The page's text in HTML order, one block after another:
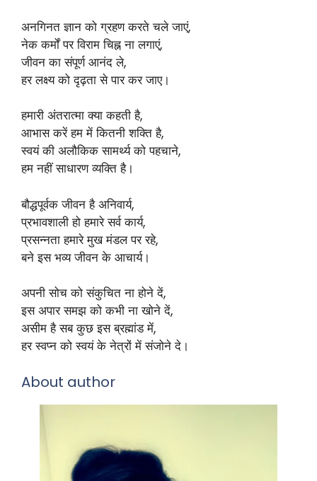
अनगिनत ज्ञान को ग्रहण करते चले जाएं,
नेक कर्मों पर विराम चिह्न ना लगाएं,
जीवन का संपूर्ण आनंद ले,
हर लक्ष्य को दृढ़ता से पार कर जाए।
हमारी अंतरात्मा क्या कहती है,
आभास करें हम में कितनी शक्ति है,
स्वयं की अलौकिक सामर्थ्य को पहचाने,
हम नहीं साधारण व्यक्ति है।
बौद्धपूर्वक जीवन है अनिवार्य,
प्रभावशाली हो हमारे सर्व कार्य,
प्रसन्नता हमारे मुख मंडल पर रहे,
बने इस भव्य जीवन के आचार्य।
अपनी सोच को संकुचित ना होने दें,
इस अपार समझ को कभी ना खोने दें,
असीम है सब कुछ इस ब्रह्मांड में,
हर स्वप्न को स्वयं के नेत्रों में संजोने दे।
About author